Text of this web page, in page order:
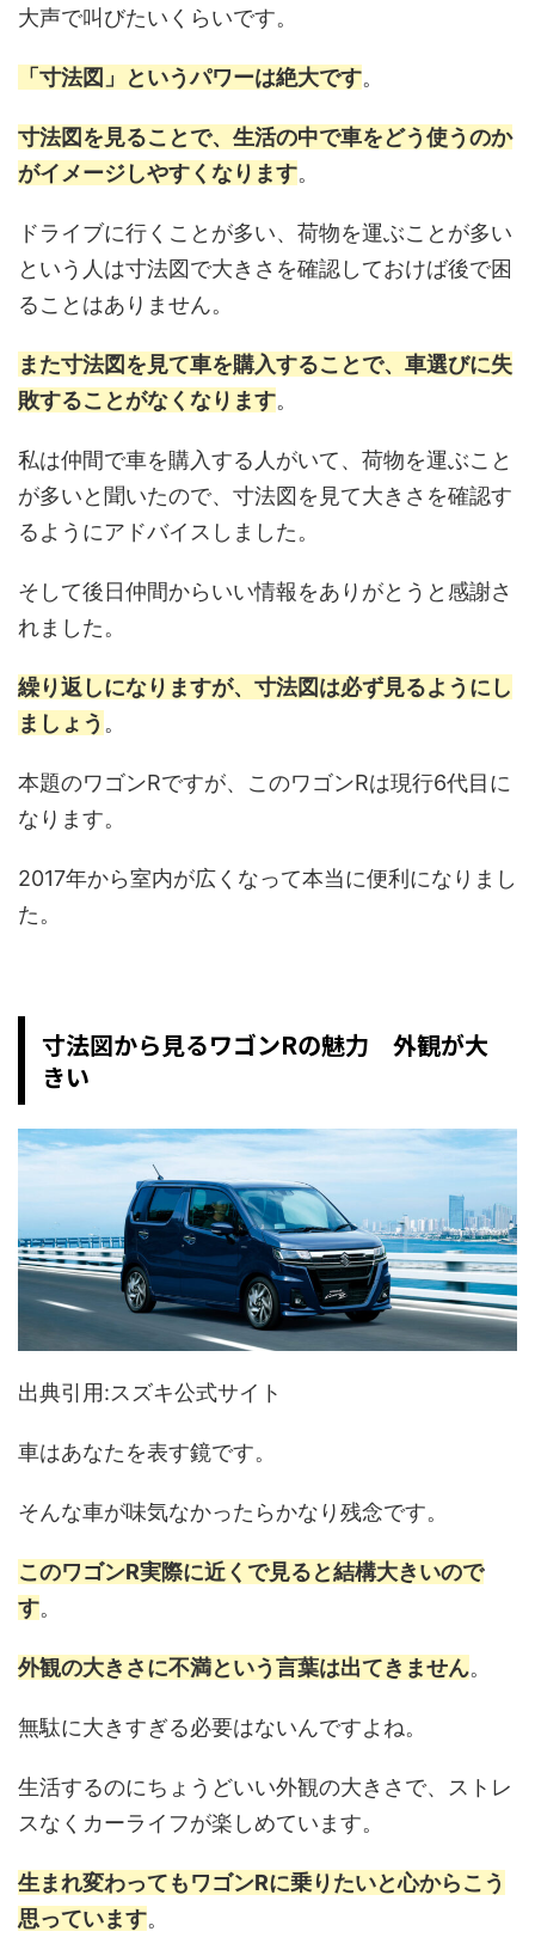
大声で叫びたいくらいです。
「寸法図」というパワーは絶大です。
寸法図を見ることで、生活の中で車をどう使うのか
がイメージしやすくなります。
ドライブに行くことが多い、荷物を運ぶことが多い
という人は寸法図で大きさを確認しておけば後で困
ることはありません。
また寸法図を見て車を購入することで、車選びに失
敗することがなくなります。
私は仲間で車を購入する人がいて、荷物を運ぶこと
が多いと聞いたので、寸法図を見て大きさを確認す
るようにアドバイスしました。
そして後日仲間からいい情報をありがとうと感謝さ
れました。
繰り返しになりますが、寸法図は必ず見るようにし
ましょう 。
本題のワゴンRですが、このワゴンRは現行6代目に
なります。
2017年から室内が広くなって本当に便利になりまし
た。
寸法図から見るワゴンRの魅力 外観が大
きい
出典引用:スズキ公式サイト
車はあなたを表す鏡です。
そんな車が味気なかったらかなり残念です。
このワゴンR実際に近くで見ると結構大きいので
す。
外観の大きさに不満という言葉は出てきません。
無駄に大きすぎる必要はないんですよね。
生活するのにちょうどいい外観の大きさで、ストレ
スなくカーライフが楽しめています。
生まれ変わってもワゴンRに乗りたいと心からこう
思っています。